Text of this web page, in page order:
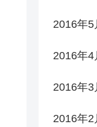
2016年5
2016年4
2016年3
2016年2